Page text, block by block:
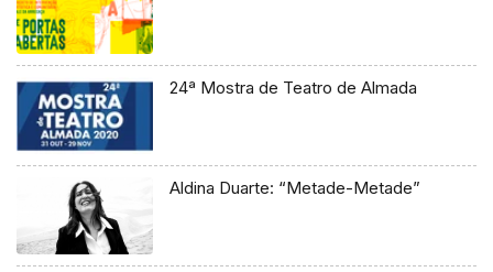
24ª Mostra de Teatro de Almada
Aldina Duarte: “Metade-Metade”